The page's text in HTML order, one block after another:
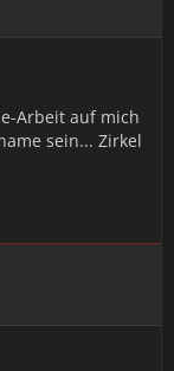
Arbeit auf mich
sein... Zirkel